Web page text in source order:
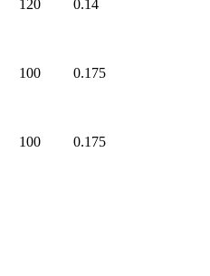
120 0.14
100 0.175
100 0.175